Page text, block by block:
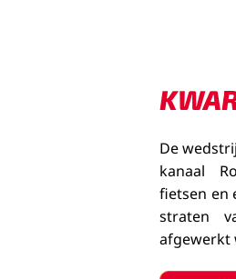
De
kanaal
fietsen en
straten
afgewerkt